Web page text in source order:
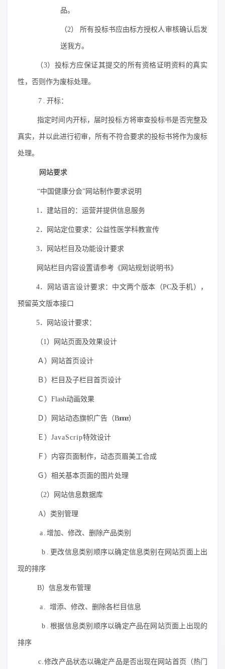
品。
（2） 所有投标书应由标方授权人审核确认后发
送我方。
（3）投标方应保证其提交的所有资格证明资料的真实
性，否则作为废标处理。
7. 开标：
指定时间内开标，届时投标方将审查投标书是否完整及
真实，并以此进行初审，所有不符合要求的投标书将作为废标
处理。
网站要求
“中国健康分会”网站制作要求说明
1．建站目的：运营并提供信息服务
2．网站定位要求：公益性医学科教宣传
3．网站栏目及功能设计要求
网站栏目内容设置请参考《网站规划说明书》
4．网站语言设计要求：中文两个版本（PC及手机），
预留英文版本接口
5．网站设计要求：
（1）网站页面及效果设计
Ａ）网站首页设计
Ｂ）栏目及子栏目首页设计
Ｃ）Flash动画效果
Ｄ）网站动态旗帜广告（Banner）
Ｅ） JavaScrip特效设计
Ｆ）内容页面制作，动态页眉美工合成
Ｇ）相关基本页面的图片处理
（2）网站信息数据库
A）类别管理
a. 增加、修改、删除产品类别
b. 更改信息类别顺序以确定信息类别在网站页面上出
现的排序
B）信息发布管理
a. 增添、修改、删除各栏目信息
b. 根据信息类别顺序以确定产品在网站页面上出现的
排序
c.修改产品状态以确定产品是否出现在网站首页（热门